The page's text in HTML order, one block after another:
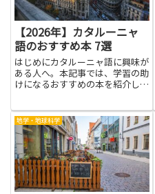
【2026年】カタルーニャ
語のおすすめ本 7選
はじめにカタルーニャ語に興味が
ある人へ。本記事では、学習の助
けになるおすすめの本を紹介しま
うになり、旅行や仕事の場面での
コミュニケーションがしやすくな
ります。文字の読み書きや文法
の...
地学・地球科学